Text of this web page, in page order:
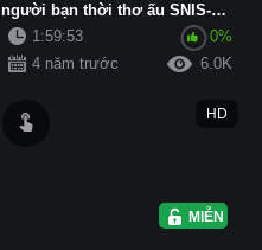
người bạn thời thơ ấu SNIS-
956, người đã được điều t...
1:59:53
0%
4 năm trước
6.0K
MIỄN PHÍ
HD